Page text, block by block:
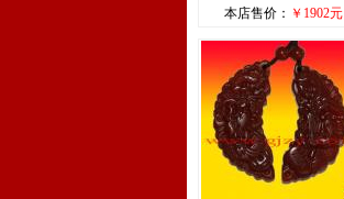
本店售价： ￥1902元